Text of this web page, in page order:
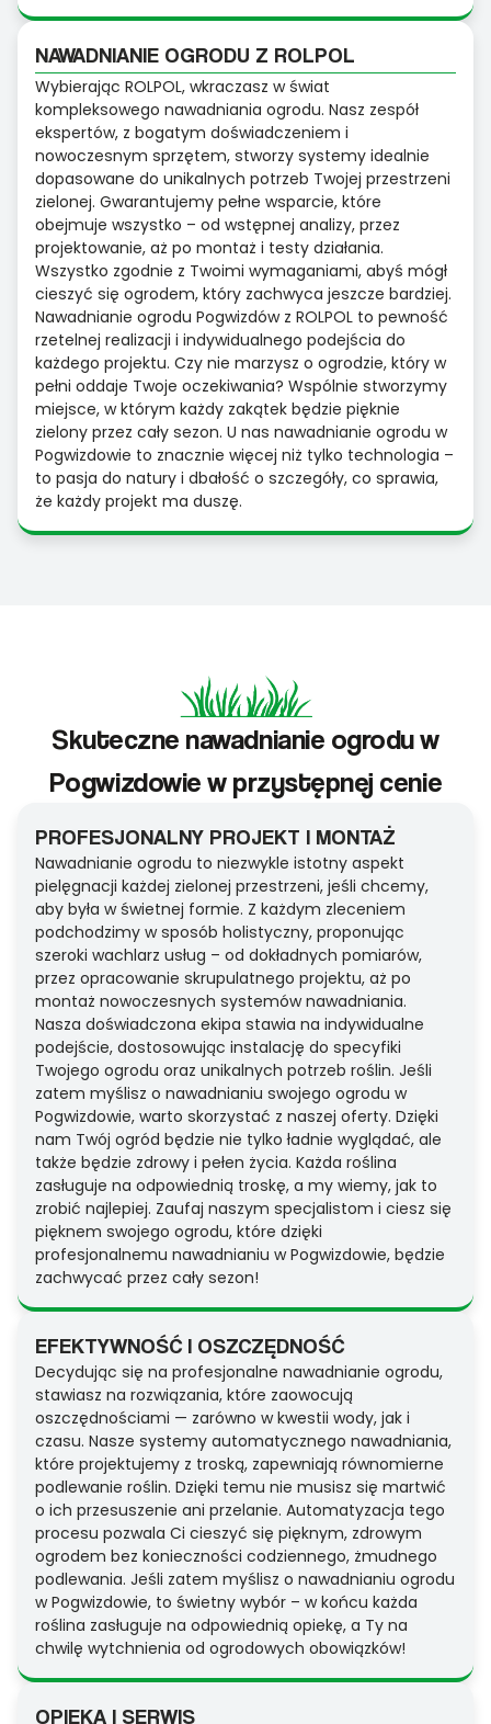
NAWADNIANIE OGRODU Z ROLPOL
Wybierając ROLPOL, wkraczasz w świat
kompleksowego nawadniania ogrodu. Nasz zespół
ekspertów, z bogatym doświadczeniem i
nowoczesnym sprzętem, stworzy systemy idealnie
dopasowane do unikalnych potrzeb Twojej przestrzeni
zielonej. Gwarantujemy pełne wsparcie, które
obejmuje wszystko – od wstępnej analizy, przez
projektowanie, aż po montaż i testy działania.
Wszystko zgodnie z Twoimi wymaganiami, abyś mógł
cieszyć się ogrodem, który zachwyca jeszcze bardziej.
Nawadnianie ogrodu Pogwizdów z ROLPOL to pewność
rzetelnej realizacji i indywidualnego podejścia do
każdego projektu. Czy nie marzysz o ogrodzie, który w
pełni oddaje Twoje oczekiwania? Wspólnie stworzymy
miejsce, w którym każdy zakątek będzie pięknie
zielony przez cały sezon. U nas nawadnianie ogrodu w
Pogwizdowie to znacznie więcej niż tylko technologia –
to pasja do natury i dbałość o szczegóły, co sprawia,
że każdy projekt ma duszę.
Skuteczne nawadnianie ogrodu w
Pogwizdowie w przystępnej cenie
PROFESJONALNY PROJEKT I MONTAŻ
Nawadnianie ogrodu to niezwykle istotny aspekt
pielęgnacji każdej zielonej przestrzeni, jeśli chcemy,
aby była w świetnej formie. Z każdym zleceniem
podchodzimy w sposób holistyczny, proponując
szeroki wachlarz usług – od dokładnych pomiarów,
przez opracowanie skrupulatnego projektu, aż po
montaż nowoczesnych systemów nawadniania.
Nasza doświadczona ekipa stawia na indywidualne
podejście, dostosowując instalację do specyfiki
Twojego ogrodu oraz unikalnych potrzeb roślin. Jeśli
zatem myślisz o nawadnianiu swojego ogrodu w
Pogwizdowie, warto skorzystać z naszej oferty. Dzięki
nam Twój ogród będzie nie tylko ładnie wyglądać, ale
także będzie zdrowy i pełen życia. Każda roślina
zasługuje na odpowiednią troskę, a my wiemy, jak to
zrobić najlepiej. Zaufaj naszym specjalistom i ciesz się
pięknem swojego ogrodu, które dzięki
profesjonalnemu nawadnianiu w Pogwizdowie, będzie
zachwycać przez cały sezon!
EFEKTYWNOŚĆ I OSZCZĘDNOŚĆ
Decydując się na profesjonalne nawadnianie ogrodu,
stawiasz na rozwiązania, które zaowocują
oszczędnościami — zarówno w kwestii wody, jak i
czasu. Nasze systemy automatycznego nawadniania,
które projektujemy z troską, zapewniają równomierne
podlewanie roślin. Dzięki temu nie musisz się martwić
o ich przesuszenie ani przelanie. Automatyzacja tego
procesu pozwala Ci cieszyć się pięknym, zdrowym
ogrodem bez konieczności codziennego, żmudnego
podlewania. Jeśli zatem myślisz o nawadnianiu ogrodu
w Pogwizdowie, to świetny wybór – w końcu każda
roślina zasługuje na odpowiednią opiekę, a Ty na
chwilę wytchnienia od ogrodowych obowiązków!
OPIEKA I SERWIS